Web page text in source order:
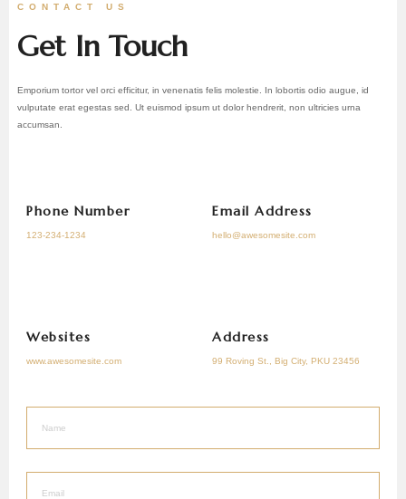
CONTACT US
Get In Touch
Emporium tortor vel orci efficitur, in venenatis felis molestie. In lobortis odio augue, id
vulputate erat egestas sed. Ut euismod ipsum ut dolor hendrerit, non ultricies urna
accumsan.
Phone Number
123-234-1234
Email Address
hello@awesomesite.com
Websites
www.awesomesite.com
Address
99 Roving St., Big City, PKU 23456